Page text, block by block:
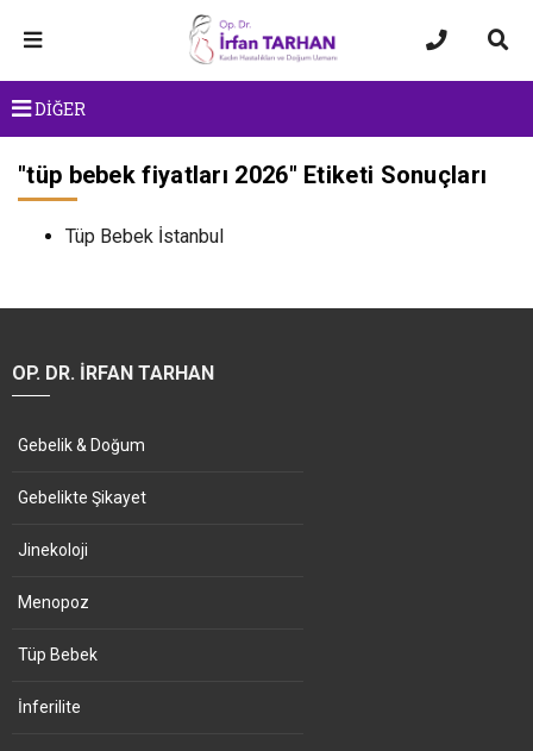
DİĞER
"tüp bebek fiyatları 2026" Etiketi Sonuçları
Tüp Bebek İstanbul
OP. DR. İRFAN TARHAN
Gebelik & Doğum
Gebelikte Şikayet
Jinekoloji
Menopoz
Tüp Bebek
İnferilite